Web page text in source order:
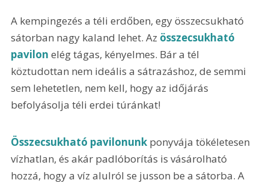
A kempingezés a téli erdőben, egy összecsukható
sátorban nagy kaland lehet. Az összecsukható
pavilon elég tágas, kényelmes. Bár a tél
köztudottan nem ideális a sátrazáshoz, de semmi
sem lehetetlen, nem kell, hogy az időjárás
befolyásolja téli erdei túránkat!
Összecsukható pavilonunk ponyvája tökéletesen
vízhatlan, és akár padlóborítás is vásárolható
hozzá, hogy a víz alulról se jusson be a sátorba. A